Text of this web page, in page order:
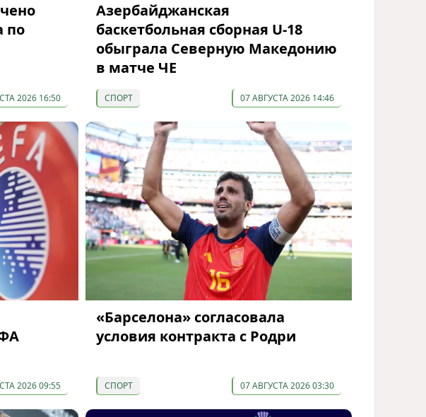
по
2026 16:50
Азербайджанская
баскетбольная сборная U-18
обыграла Северную Македонию
в матче ЧЕ
СПОРТ 07 АВГУСТА 2026 14:46
2026 09:55
«Барселона» согласовала
условия контракта с Родри
СПОРТ 07 АВГУСТА 2026 03:30